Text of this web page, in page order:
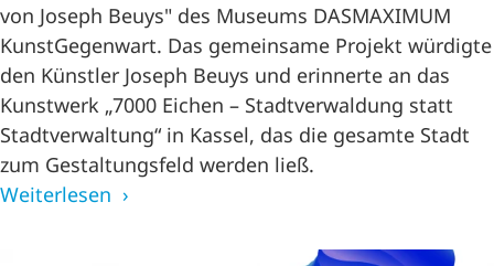
von Joseph Beuys" des Museums DASMAXIMUM
KunstGegenwart. Das gemeinsame Projekt würdigte
den Künstler Joseph Beuys und erinnerte an das
Kunstwerk „7000 Eichen – Stadtverwaldung statt
Stadtverwaltung“ in Kassel, das die gesamte Stadt
zum Gestaltungsfeld werden ließ.
Weiterlesen